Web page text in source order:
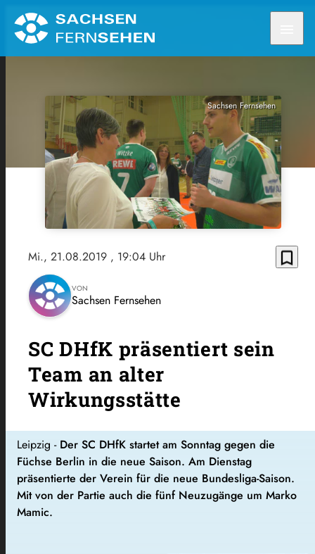
Sachsen Fernsehen
Mi., 21.08.2019 , 19:04 Uhr bookmark_border
VON
Sachsen Fernsehen
SC DHfK präsentiert sein
Team an alter
Wirkungsstätte
Leipzig - Der SC DHfK startet am Sonntag gegen die
Füchse Berlin in die neue Saison. Am Dienstag
präsentierte der Verein für die neue Bundesliga-Saison.
Mit von der Partie auch die fünf Neuzugänge um Marko
Mamic.